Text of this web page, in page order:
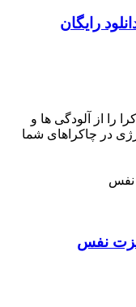
رایگان
را از آلودگی ها و
در چاکراهای شما
عزت نفس